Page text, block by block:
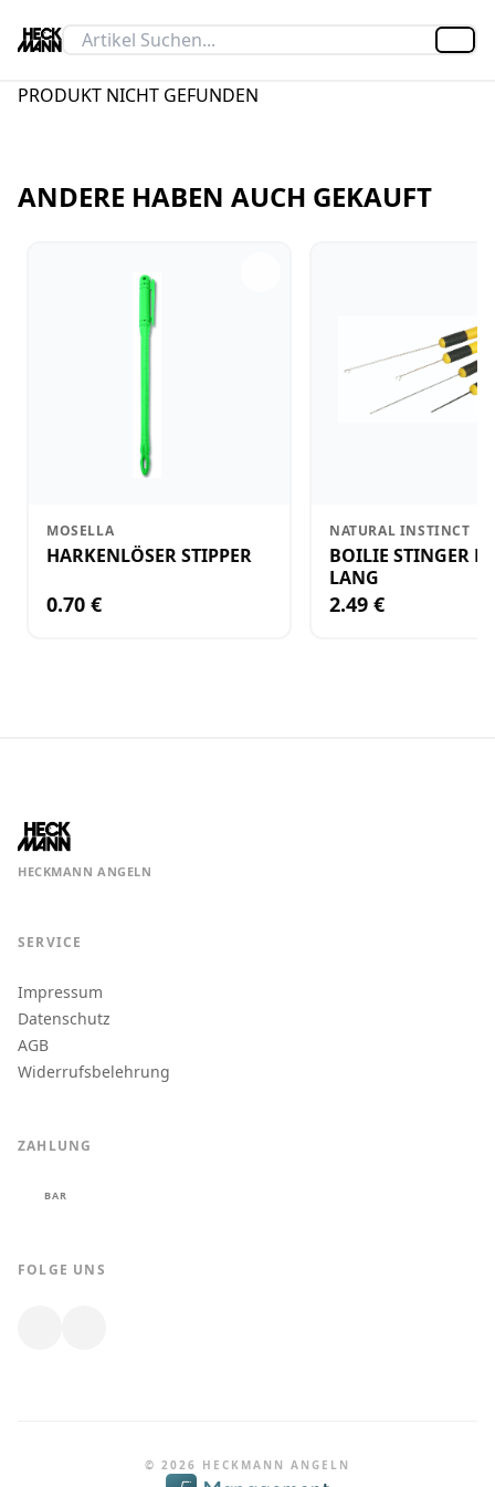
PRODUKT NICHT GEFUNDEN
ANDERE HABEN AUCH GEKAUFT
MOSELLA
HARKENLÖSER STIPPER
0.70 €
NATURAL INSTINCT
BOILIE STINGER
LANG
2.49 €
HECKMANN ANGELN
SERVICE
Impressum
Datenschutz
AGB
Widerrufsbelehrung
ZAHLUNG
BAR
FOLGE UNS
© 2026 HECKMANN ANGELN